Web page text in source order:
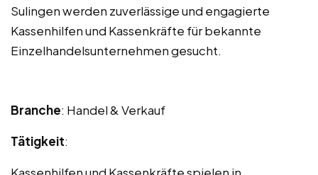
Sulingen werden zuverlässige und engagierte
Kassenhilfen und Kassenkräfte für bekannte
Einzelhandelsunternehmen gesucht.
Branche: Handel & Verkauf
Tätigkeit: